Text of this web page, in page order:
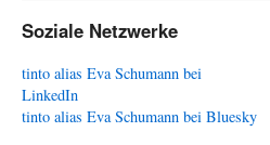
Soziale Netzwerke
tinto alias Eva Schumann bei
LinkedIn
tinto alias Eva Schumann bei Bluesky